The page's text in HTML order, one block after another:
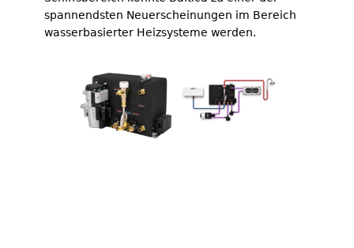
spannendsten Neuerscheinungen im Bereich
wasserbasierter Heizsysteme werden.